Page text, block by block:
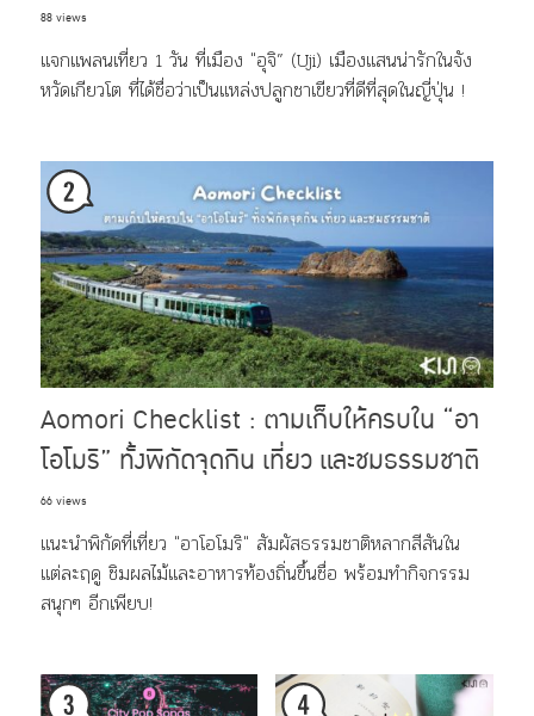
88 views
แจกแพลนเที่ยว 1 วัน ที่เมือง "อุจิ” (Uji) เมืองแสนน่ารักในจัง
หวัดเกียวโต ที่ได้ชื่อว่าเป็นแหล่งปลูกชาเขียวที่ดีที่สุดในญี่ปุ่น !
Aomori Checklist : ตามเก็บให้ครบใน “อา
โอโมริ” ทั้งพิกัดจุดกิน เที่ยว และชมธรรมชาติ
66 views
แนะนำพิกัดที่เที่ยว "อาโอโมริ" สัมผัสธรรมชาติหลากสีสันใน
แต่ละฤดู ชิมผลไม้และอาหารท้องถิ่นขึ้นชื่อ พร้อมทำกิจกรรม
สนุกๆ อีกเพียบ!